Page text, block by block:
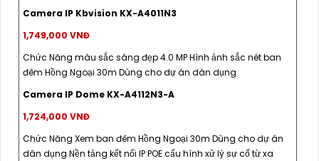
Camera IP Kbvision KX-A4011N3
1,749,000 VNĐ
Chức Năng màu sắc sáng đẹp 4.0 MP Hình ảnh sắc nét ban
đêm Hồng Ngoại 30m Dùng cho dự án dân dụng
Camera IP Dome KX-A4112N3-A
1,724,000 VNĐ
Chức Năng Xem ban đêm Hồng Ngoại 30m Dùng cho dự án
dân dụng Nền tảng kết nối IP POE cấu hình xử lý sự cố từ xa